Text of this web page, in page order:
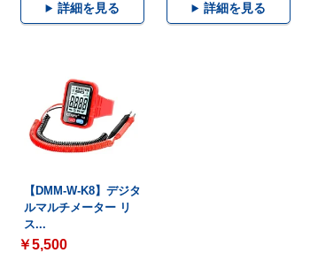
詳細を見る 詳細を見る
【DMM-W-K8】デジタ
ルマルチメーター リ
ス...
￥5,500